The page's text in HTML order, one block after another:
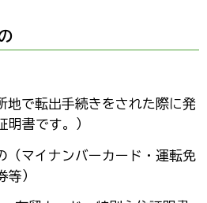
地で転出手続きをされた際に発
明書です。）
（マイナンバーカード・運転免
等）